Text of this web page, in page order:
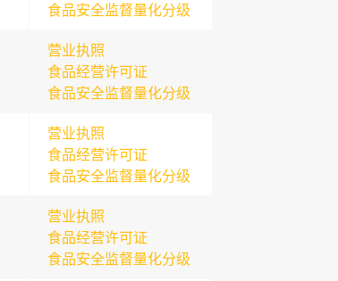
食品安全监督量化分级
营业执照
食品经营许可证
食品安全监督量化分级
营业执照
食品经营许可证
食品安全监督量化分级
营业执照
食品经营许可证
食品安全监督量化分级